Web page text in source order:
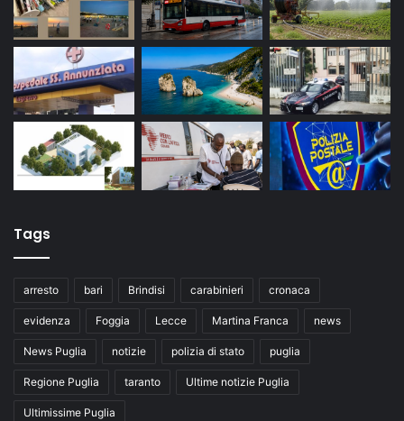
Tags
arresto bari Brindisi carabinieri cronaca
evidenza Foggia Lecce Martina Franca news
News Puglia notizie polizia di stato puglia
Regione Puglia taranto Ultime notizie Puglia
Ultimissime Puglia